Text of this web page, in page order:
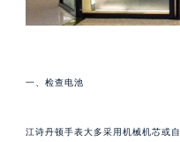
一、检查电池
江诗丹顿手表大多采用机械机芯或